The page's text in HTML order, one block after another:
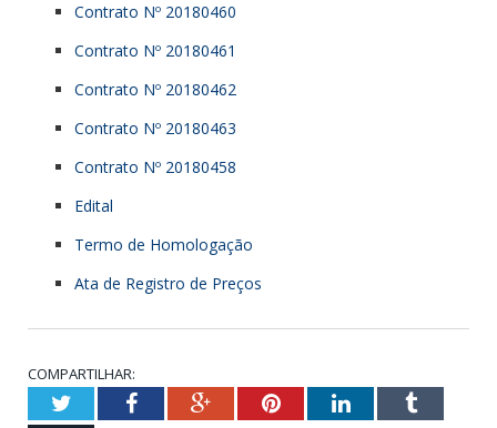
Contrato Nº 20180460
Contrato Nº 20180461
Contrato Nº 20180462
Contrato Nº 20180463
Contrato Nº 20180458
Edital
Termo de Homologação
Ata de Registro de Preços
COMPARTILHAR:
TwitterFacebookGoogle+Pinterest
LinkedIn